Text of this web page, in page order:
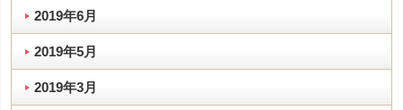
2019年6月
2019年5月
2019年3月